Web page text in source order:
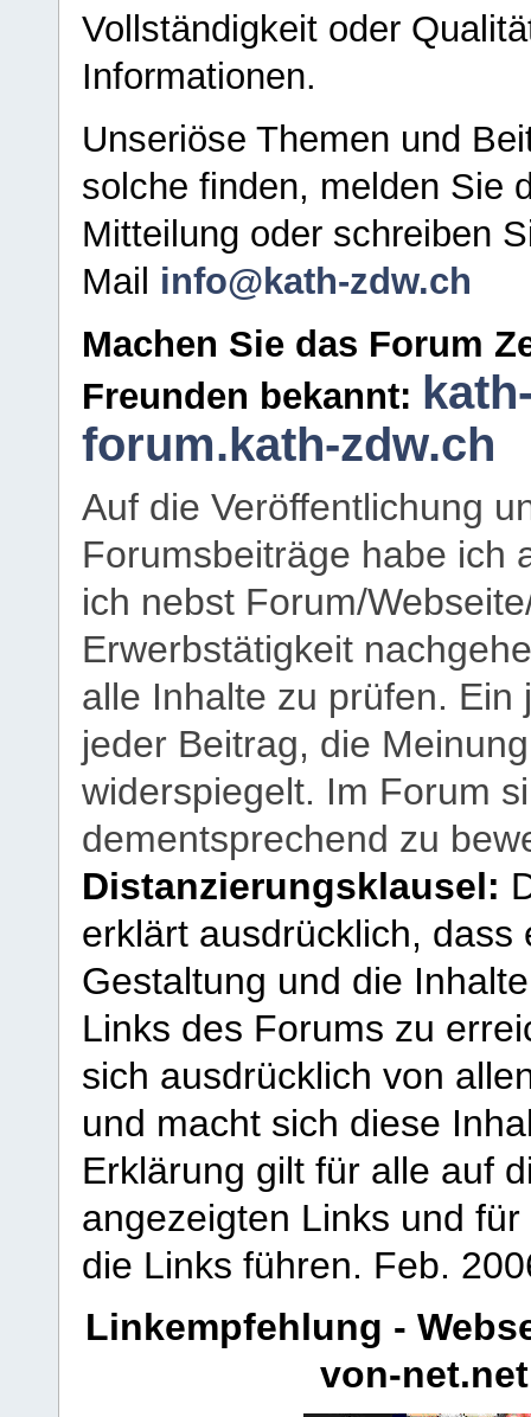
Vollständigkeit oder
Informationen.
Unseriöse Themen und
solche finden, melden Sie
Mitteilung oder schreiben
Mail info@kath-zdw.ch
Machen Sie das Forum
Freunden bekannt:
forum.kath-zdw.ch
Auf die Veröffentlichung
Forumsbeiträge habe ich
ich nebst Forum/
Erwerbstätigkeit
alle Inhalte zu prüfen.
jeder Beitrag, die
widerspiegelt. Im Forum
dementsprechend zu
Distanzierungsklausel:
erklärt ausdrücklich,
Gestaltung und die
Links des Forums zu
sich ausdrücklich von
und macht sich diese
Erklärung gilt für alle auf
angezeigten Links und
die Links führen. Feb.
Linkempfehlung -
von-net.net